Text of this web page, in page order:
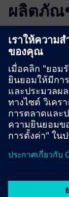
ผลิตภัณ
ข้อมูลและ
Organization
Company Profile
เงื่อนไขเบื้